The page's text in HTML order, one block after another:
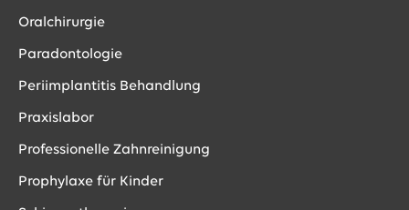
Oralchirurgie
Paradontologie
Periimplantitis Behandlung
Praxislabor
Professionelle Zahnreinigung
Prophylaxe für Kinder